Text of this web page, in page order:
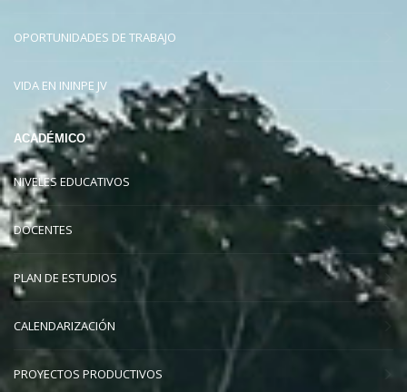
OPORTUNIDADES DE TRABAJO
VIDA EN ININPE JV
ACADÉMICO
NIVELES EDUCATIVOS
DOCENTES
PLAN DE ESTUDIOS
CALENDARIZACIÓN
PROYECTOS PRODUCTIVOS